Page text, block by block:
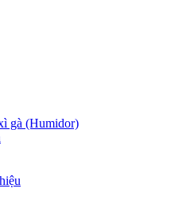
gà (Humidor)